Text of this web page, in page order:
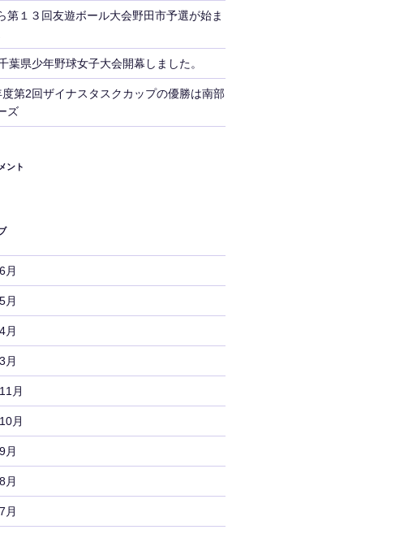
第１３回友遊ボール大会野田市予選が始ま
葉県少年野球女子大会開幕しました。
第2回ザイナスタスクカップの優勝は南部
ズ
ント
月
月
月
月
月
月
月
月
月